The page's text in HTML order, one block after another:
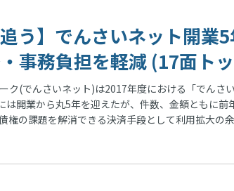
追う】でんさいネット開
事務負担を軽減 (17面ト
ク(でんさいネット)は2017年度における「でんさ
は開業から丸5年を迎えたが、件数、金額ともに
権の課題を解消できる決済手段として利用拡大の